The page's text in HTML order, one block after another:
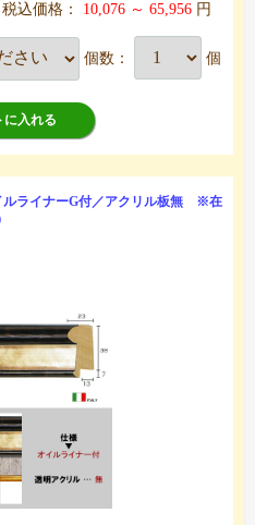
税込価格： 10,076 ～ 65,956 円
個数： 個
に入れる
ルライナーG付／アクリル板無 ※在